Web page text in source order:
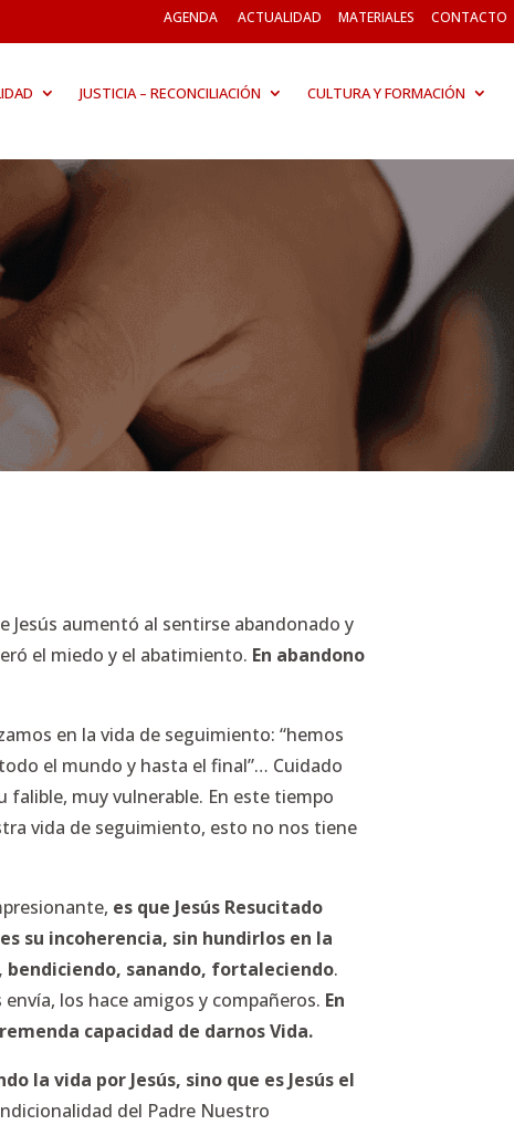
AGENDA ACTUALIDAD MATERIALES CONTACTO
JUSTICIA – RECONCILIACIÓN CULTURA Y FORMACIÓN
Jesús aumentó al sentirse abandonado y
el miedo y el abatimiento. En abandono
en la vida de seguimiento: “hemos
el mundo y hasta el final”… Cuidado
falible, muy vulnerable. En este tiempo
vida de seguimiento, esto no nos tiene
es que Jesús Resucitado
su incoherencia, sin hundirlos en la
bendiciendo, sanando, fortaleciendo.
los hace amigos y compañeros. En
capacidad de darnos Vida.
la vida por Jesús, sino que es Jesús el
del Padre Nuestro